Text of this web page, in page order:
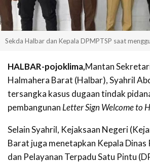
Sekda Halbar dan Kepala DPMPTSP saat
HALBAR-pojoklima,Mantan
Halmahera Barat (Halbar), Syahril
tersangka kasus dugaan tindak
pembangunanLetter Sign Welcome to
Selain Syahril, Kejaksaan Negeri
Barat juga menetapkan Kepala Dinas
dan Pelayanan Terpadu Satu Pintu